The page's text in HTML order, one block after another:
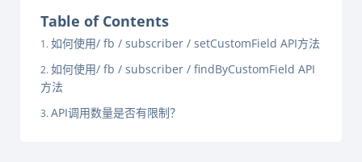
Table of Contents
如何使用/ fb / subscriber / setCustomField API方法
如何使用/ fb / subscriber / findByCustomField API
方法
API调用数量是否有限制？